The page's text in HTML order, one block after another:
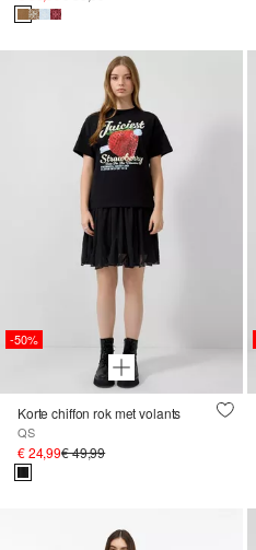
-50%
Korte chiffon rok met volants
QS
€ 24,99€ 49,99